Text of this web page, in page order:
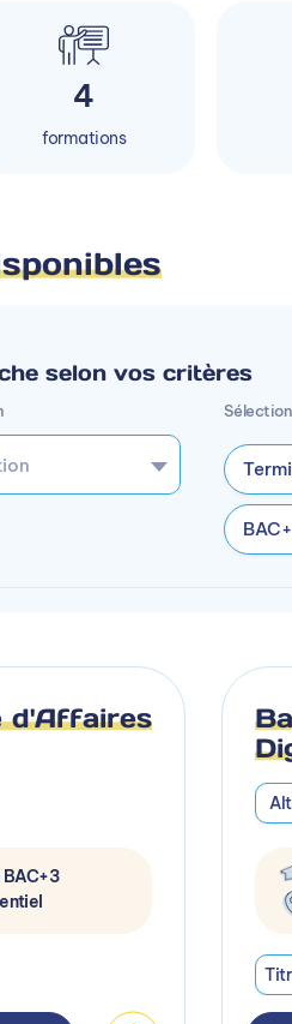
4
formations
selon vos critères
d'Affaires
BAC+3